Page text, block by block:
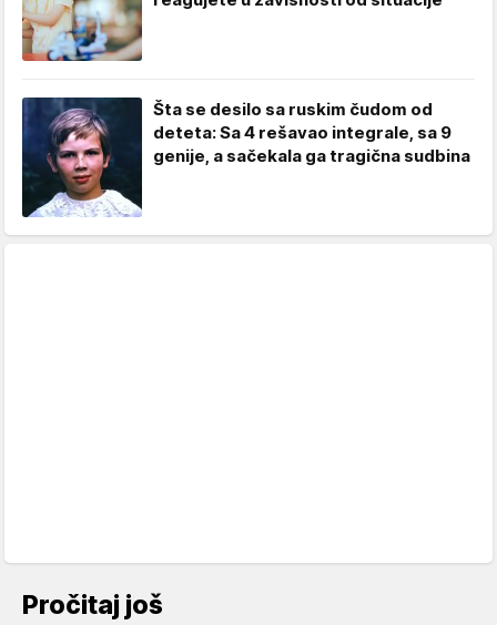
Šta se desilo sa ruskim čudom od
deteta: Sa 4 rešavao integrale, sa 9
genije, a sačekala ga tragična sudbina
Pročitaj još